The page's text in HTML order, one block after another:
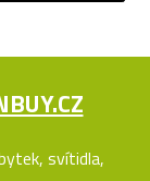
svítidla,